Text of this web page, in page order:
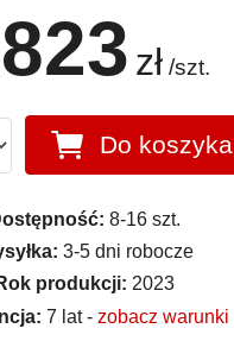
zł /szt.
Do koszyka
8-16 szt.
3-5 dni robocze
produkcji: 2023
7 lat - zobacz warunki